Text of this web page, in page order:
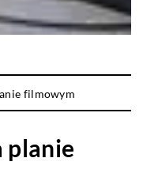
filmowym
planie